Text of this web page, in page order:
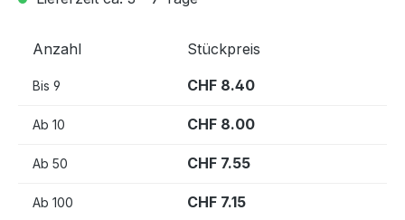
Anzahl Stückpreis
Bis 9 CHF 8.40
Ab 10 CHF 8.00
Ab 50 CHF 7.55
Ab 100 CHF 7.15